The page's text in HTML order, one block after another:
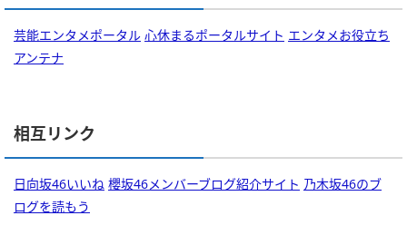
芸能エンタメポータル 心休まるポータルサイト エンタメお役立ち
アンテナ
相互リンク
日向坂46いいね 櫻坂46メンバーブログ紹介サイト 乃木坂46のブ
ログを読もう